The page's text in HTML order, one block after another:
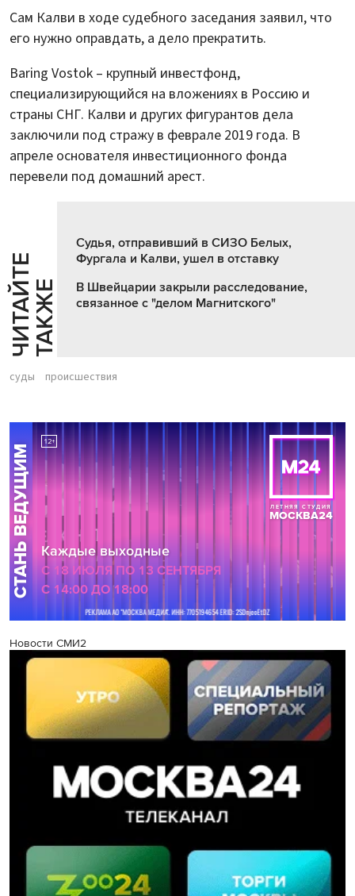
Сам Калви в ходе судебного заседания заявил, что
его нужно оправдать, а дело прекратить.
Baring Vostok – крупный инвестфонд,
специализирующийся на вложениях в Россию и
страны СНГ. Калви и других фигурантов дела
заключили под стражу в феврале 2019 года. В
апреле основателя инвестиционного фонда
перевели под домашний арест.
Ч
И
Т
АЙ
Т
Е
Т
А
К
ЖЕ
Судья, отправивший в СИЗО Белых,
Фургала и Калви, ушел в отставку
В Швейцарии закрыли расследование,
связанное с "делом Магнитского"
суды происшествия
Новости СМИ2